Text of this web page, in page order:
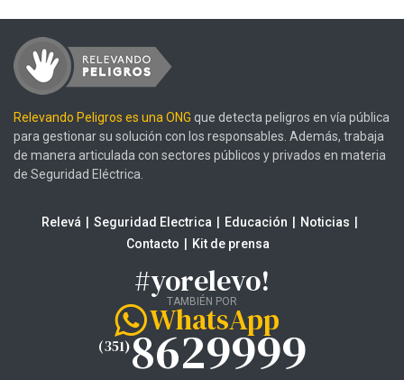
Relevando Peligros es una ONG que detecta peligros en vía pública
para gestionar su solución con los responsables. Además, trabaja
de manera articulada con sectores públicos y privados en materia
de Seguridad Eléctrica.
Relevá Seguridad Electrica Educación
Noticias
Contacto
Kit de prensa
#yorelevo!
TAMBIÉN POR
WhatsApp
(351)8629999